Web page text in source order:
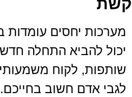
קשת
מערכות יחסים עומדות
יכול להביא התחלה
שותפות, לקוח
לגבי אדם חשוב בחייכם.